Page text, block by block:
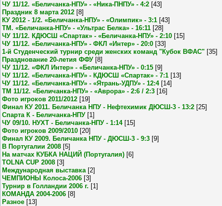
ЧУ 11/12. «Беличанка-НПУ» - «Ника-ПНПУ» - 4:2 [43]
Праздник 8 марта 2012 [8]
КУ 2012 - 1/2. «Беличанка-НПУ» - «Олимпик» - 3:1 [43]
ТМ. «Беличанка-НПУ» - «Ультрас Белка» - 16:11 [28]
ЧУ 11/12. КДЮСШ «Спартак» - «Беличанка-НПУ» - 2:10 [15]
ЧУ 11/12. «Беличанка-НПУ» - ФКЛ «Интер» - 20:0 [33]
1-й Студенческий турнир среди женских команд "Кубок ВФАС" [35]
Празднование 20-летия ФФУ [8]
ЧУ 11/12. «ФКЛ Интер» - «Беличанка-НПУ» - 0:15 [9]
ЧУ 11/12. «Беличанка-НПУ» - КДЮСШ «Спартак» - 7:1 [13]
ЧУ 11/12. «Беличанка-НПУ» - «Ятрань-УДПУ» - 12:4 [14]
ТМ 11/12. «Беличанка-НПУ» - «Аврора» - 2:6 / 2:3 [16]
Фото игроков 2011/2012 [19]
Финал КУ 2011. Беличанка НПУ - Нефтехимик ДЮСШ-3 - 13:2 [25]
Спарта К - Беличанка-НПУ [1]
ЧУ 09/10. НУХТ - Беличанка-НПУ - 1:14 [15]
Фото игроков 2009/2010 [20]
Финал КУ 2009. Беличанка НПУ - ДЮСШ-3 - 9:3 [9]
В Португалии 2008 [5]
На матчах КУБКА НАЦИЙ (Португалия) [6]
TOLNA CUP 2008 [3]
Международная выставка [2]
ЧЕМПИОНЫ Колоса-2006 [3]
Турнир в Голландии 2006 г. [1]
КОМАНДА 2004-2006 [8]
Разное [13]